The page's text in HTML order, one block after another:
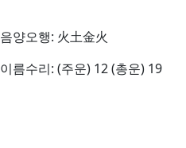
음양오행: 火土金火
이름수리: (주운) 12 (총운) 19